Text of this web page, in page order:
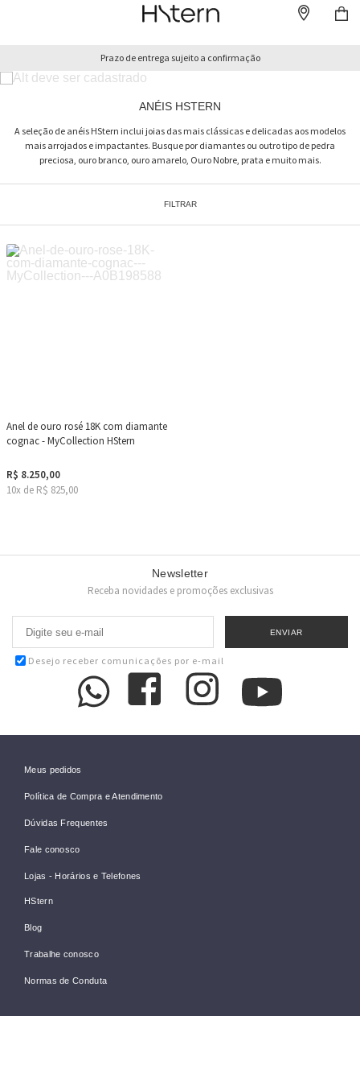
Prazo de entrega sujeito a confirmação
ANÉIS HSTERN
A seleção de anéis HStern inclui joias das mais clássicas e delicadas aos modelos
mais arrojados e impactantes. Busque por diamantes ou outro tipo de pedra
preciosa, ouro branco, ouro amarelo, Ouro Nobre, prata e muito mais.
FILTRAR
Anel de ouro rosé 18K com diamante
cognac - MyCollection HStern
R$ 8.250,00
10x de R$ 825,00
Newsletter
Receba novidades e promoções exclusivas
Desejo receber comunicações por e-mail
Meus pedidos
Política de Compra e Atendimento
Dúvidas Frequentes
Fale conosco
Lojas - Horários e Telefones
HStern
Blog
Trabalhe conosco
Normas de Conduta